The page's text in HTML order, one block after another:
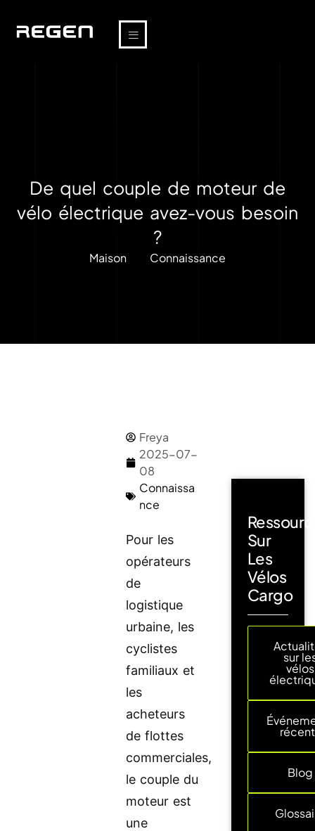
De quel couple de moteur de
vélo électrique avez-vous besoin
?
Maison Connaissance
Freya
2025-07-
08
Connaissa
nce
Pour les
opérateurs
de
logistique
urbaine, les
cyclistes
familiaux et
les
acheteurs
de flottes
commerciales,
le couple du
moteur est
une
Sur
Les
Vélos
Cargo
sur
vélos
Blog